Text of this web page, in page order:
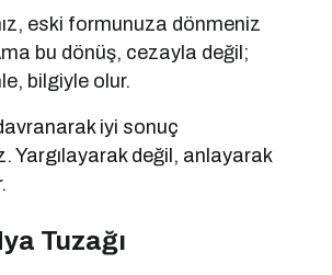
eski formunuza dönmeniz
bu dönüş, cezayla değil;
bilgiyle olur.
iyi sonuç
Yargılayarak değil, anlayarak
Tuzağı